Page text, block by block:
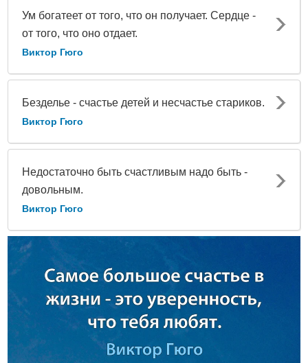
Ум богатеет от того, что он получает. Сердце -
от того, что оно отдает.
Виктор Гюго
Безделье - счастье детей и несчастье стариков.
Виктор Гюго
Недостаточно быть счастливым надо быть -
довольным.
Виктор Гюго